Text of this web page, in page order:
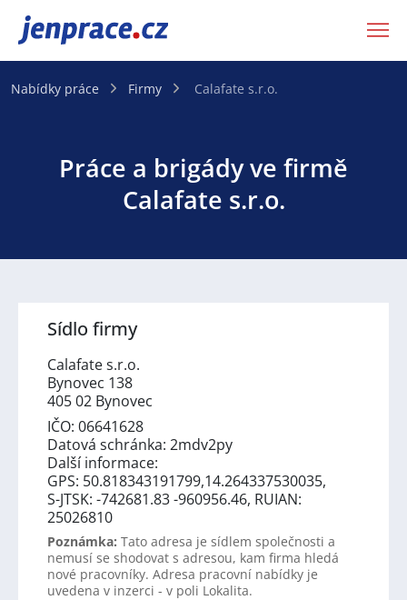
JenPráce.cz
Nabídky práce Firmy Calafate s.r.o.
Práce a brigády ve firmě
Calafate s.r.o.
Sídlo firmy
Calafate s.r.o.
Bynovec 138
405 02 Bynovec
IČO: 06641628
Datová schránka: 2mdv2py
Další informace:
GPS: 50.818343191799,14.264337530035,
S-JTSK: -742681.83 -960956.46, RUIAN:
25026810
Poznámka: Tato adresa je sídlem společnosti a
nemusí se shodovat s adresou, kam firma hledá
nové pracovníky. Adresa pracovní nabídky je
uvedena v inzerci - v poli Lokalita.